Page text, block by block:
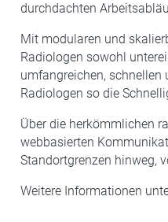
durchdachten
Mit modularen und
Radiologen sowohl
umfangreichen,
Radiologen so die
Über die herkömmlichen
webbasierten
Standortgrenzen hinweg,
Weitere Informationen